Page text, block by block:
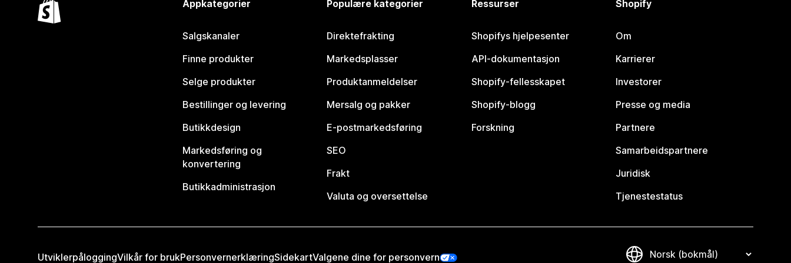
Appkategorier
Salgskanaler
Finne produkter
Selge produkter
Bestillinger og levering
Butikkdesign
Markedsføring og
konvertering
Butikkadministrasjon
Populære kategorier
Direktefrakting
Markedsplasser
Produktanmeldelser
Mersalg og pakker
E-postmarkedsføring
SEO
Frakt
Valuta og oversettelse
Ressurser
Shopifys hjelpesenter
API-dokumentasjon
Shopify-fellesskapet
Shopify-blogg
Forskning
Shopify
Om
Karrierer
Investorer
Presse og media
Partnere
Samarbeidspartnere
Juridisk
Tjenestestatus
UtviklerpåloggingVilkår for brukPersonvernerklæringSidekartValgene dine for personvern